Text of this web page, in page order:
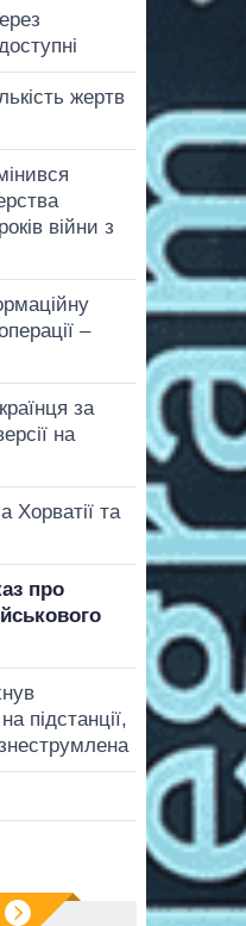
жертв
війни з
–
за
на
Хорватії та
про
підстанції,